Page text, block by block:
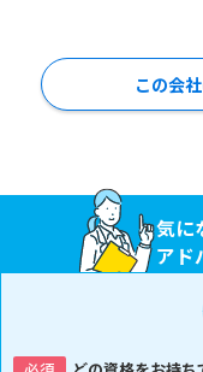
この会
気に
アド